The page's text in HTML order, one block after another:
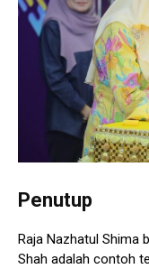
Penutup
Raja Nazhatul Shima
Shah adalah contoh